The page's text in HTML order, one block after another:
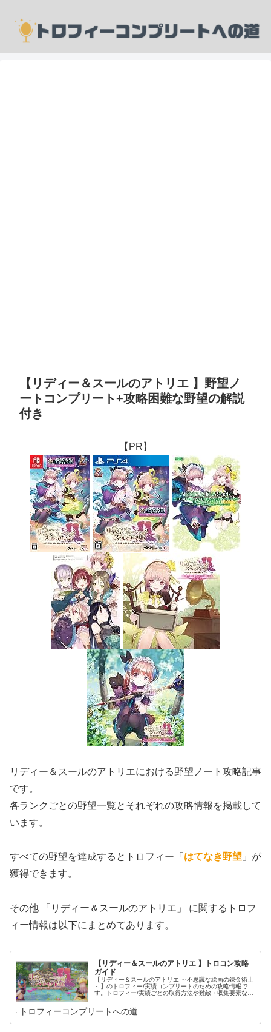
【リディー＆スールのアトリエ 】野望ノ
ートコンプリート+攻略困難な野望の解説
付き
【PR】
リディー＆スールのアトリエにおける野望ノート攻略記事
です。
各ランクごとの野望一覧とそれぞれの攻略情報を掲載して
います。
すべての野望を達成するとトロフィー「 はてなき野望 」が
獲得できます。
その他 「リディー＆スールのアトリエ」 に関するトロフ
ィー情報は以下にまとめてあります。
【リディー＆スールのアトリエ 】トロコン攻略
ガイド
【リディー＆スールのアトリエ ～不思議な絵画の錬金術士
～】のトロフィー/実績コンプリートのための攻略情報で
す。トロフィー/実績ごとの取得方法や難敵・収集要素など
トロフィーコンプリートへの道